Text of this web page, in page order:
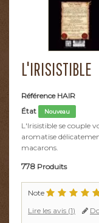
L'IRISISTIBLE
Référence HAIR
État
Nouveau
L'Irisistible se couple
aromatise
macarons.
778 Produits
Note
Lire les avis (1)